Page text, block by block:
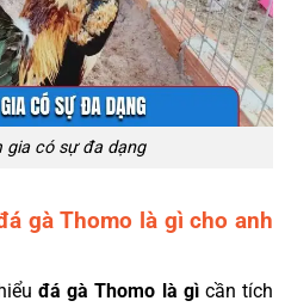
gia có sự đa dạng
gà Thomo là gì cho anh
đá gà Thomo là gìcần tích